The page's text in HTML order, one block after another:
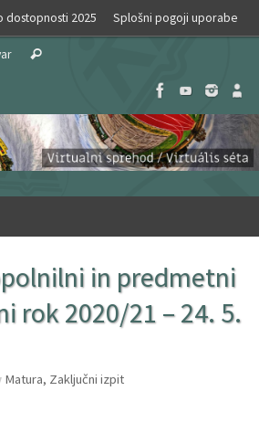
dostopnosti 2025 Splošni pogoji uporabe
Search
in predmetni
rok 2020/21 – 24. 5.
Matura, Zaključni izpit